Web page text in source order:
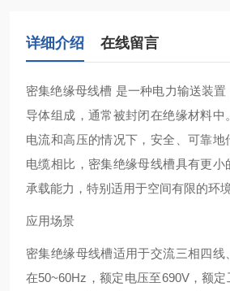
详细介绍 在线留言
密集绝缘母线槽 ‌是一种电力输送装
导体组成，通常被封闭在绝缘材料中
电流和高压的情况下，安全、可靠地
电缆相比，密集绝缘母线槽具有更小
承载能力，特别适用于空间有限的环境
应用场景
密集绝缘母线槽适用于交流三相四线
在50~60Hz，额定电压至690V，额